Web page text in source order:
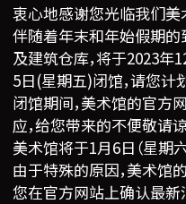
衷心地感谢您光临我们美
伴随着年末和年始假期的
及建筑仓库，将于2023年
5日(星期五)闭馆，请您计
闭馆期间，美术馆的官方
应，给您带来的不便敬请谅
美术馆将于1月6日（星期六
由于特殊的原因，美术馆
您在官方网站上确认最新